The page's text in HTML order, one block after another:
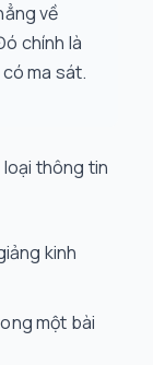
về
chính là
ma sát.
thông tin
kinh
một bài